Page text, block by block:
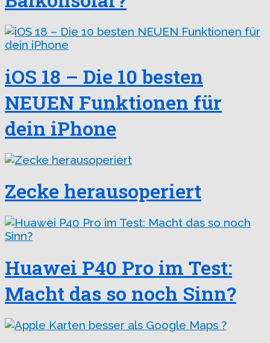
iOS 18 – Die 10 besten
NEUEN Funktionen für
dein iPhone
Zecke herausoperiert
Huawei P40 Pro im Test:
Macht das so noch Sinn?